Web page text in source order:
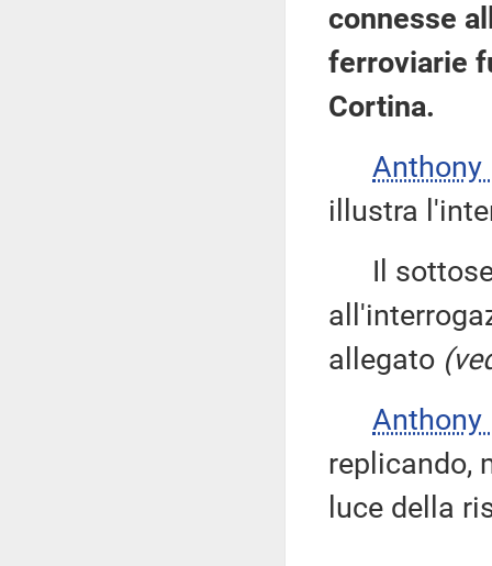
connesse
ferroviarie
Cortina.
Anthony
illustra
Il
allegato
Anthony
replicando,
luce della